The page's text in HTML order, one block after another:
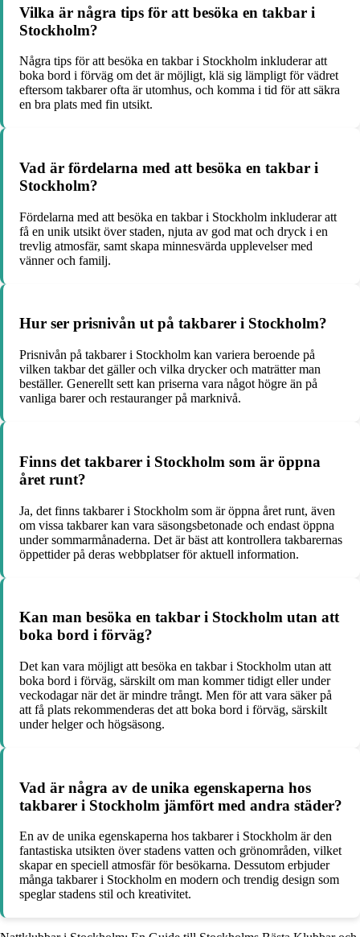
Vilka är några tips för att besöka en takbar i
Stockholm?
Några tips för att besöka en takbar i Stockholm inkluderar att
boka bord i förväg om det är möjligt, klä sig lämpligt för vädret
eftersom takbarer ofta är utomhus, och komma i tid för att säkra
en bra plats med fin utsikt.
Vad är fördelarna med att besöka en takbar i
Stockholm?
Fördelarna med att besöka en takbar i Stockholm inkluderar att
få en unik utsikt över staden, njuta av god mat och dryck i en
trevlig atmosfär, samt skapa minnesvärda upplevelser med
vänner och familj.
Hur ser prisnivån ut på takbarer i Stockholm?
Prisnivån på takbarer i Stockholm kan variera beroende på
vilken takbar det gäller och vilka drycker och maträtter man
beställer. Generellt sett kan priserna vara något högre än på
vanliga barer och restauranger på marknivå.
Finns det takbarer i Stockholm som är öppna
året runt?
Ja, det finns takbarer i Stockholm som är öppna året runt, även
om vissa takbarer kan vara säsongsbetonade och endast öppna
under sommarmånaderna. Det är bäst att kontrollera takbarernas
öppettider på deras webbplatser för aktuell information.
Kan man besöka en takbar i Stockholm utan att
boka bord i förväg?
Det kan vara möjligt att besöka en takbar i Stockholm utan att
boka bord i förväg, särskilt om man kommer tidigt eller under
veckodagar när det är mindre trångt. Men för att vara säker på
att få plats rekommenderas det att boka bord i förväg, särskilt
under helger och högsäsong.
Vad är några av de unika egenskaperna hos
takbarer i Stockholm jämfört med andra städer?
En av de unika egenskaperna hos takbarer i Stockholm är den
fantastiska utsikten över stadens vatten och grönområden, vilket
skapar en speciell atmosfär för besökarna. Dessutom erbjuder
många takbarer i Stockholm en modern och trendig design som
speglar stadens stil och kreativitet.